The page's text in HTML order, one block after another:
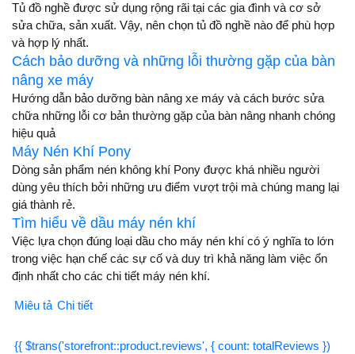
Tủ đồ nghề được sử dụng rộng rãi tại các gia đình và cơ sở
sửa chữa, sản xuất. Vậy, nên chọn tủ đồ nghề nào để phù hợp
và hợp lý nhất.
Cách bảo dưỡng và những lỗi thường gặp của bàn
nâng xe máy
Hướng dẫn bảo dưỡng bàn nâng xe máy và cách bước sửa
chữa những lỗi cơ bản thường gặp của bàn nâng nhanh chóng
hiệu quả
Máy Nén Khí Pony
Dòng sản phẩm nén không khí Pony được khá nhiều người
dùng yêu thích bởi những ưu điểm vượt trội mà chúng mang lại
giá thành rẻ.
Tìm hiểu về dầu máy nén khí
Việc lựa chọn đúng loại dầu cho máy nén khí có ý nghĩa to lớn
trong việc hạn chế các sự cố và duy trì khả năng làm việc ổn
định nhất cho các chi tiết máy nén khí.
Miêu tả Chi tiết
{{ $trans('storefront::product.reviews', { count: totalReviews })